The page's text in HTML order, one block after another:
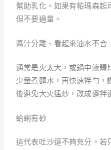
幫助乳化。如果有帕瑪森起
但不要過量。
醬汁分離、看起來油水不合
通常是火太大，或鍋中液體
少量煮麵水，再快速拌勻，
後避免大火猛炒，改成邊拌
蛤蜊有砂
這代表吐沙還不夠充分。若